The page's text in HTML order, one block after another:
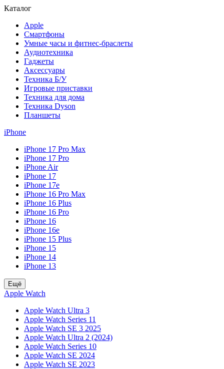
Каталог
Apple
Смартфоны
Умные часы и фитнес-браслеты
Аудиотехника
Гаджеты
Аксессуары
Техника Б/У
Игровые приставки
Техника для дома
Техника Dyson
Планшеты
iPhone
iPhone 17 Pro Max
iPhone 17 Pro
iPhone Air
iPhone 17
iPhone 17e
iPhone 16 Pro Max
iPhone 16 Plus
iPhone 16 Pro
iPhone 16
iPhone 16e
iPhone 15 Plus
iPhone 15
iPhone 14
iPhone 13
Ещё
Apple Watch
Apple Watch Ultra 3
Apple Watch Series 11
Apple Watch SE 3 2025
Apple Watch Ultra 2 (2024)
Apple Watch Series 10
Apple Watch SE 2024
Apple Watch SE 2023